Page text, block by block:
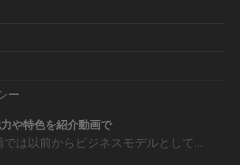
ー
や特色を紹介動画で
は以前からビジネスモデルとして…